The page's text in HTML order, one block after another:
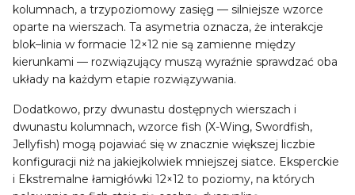
kolumnach, a trzypoziomowy zasięg — silniejsze wzorce
oparte na wierszach. Ta asymetria oznacza, że interakcje
blok–linia w formacie 12×12 nie są zamienne między
kierunkami — rozwiązujący muszą wyraźnie sprawdzać oba
układy na każdym etapie rozwiązywania.
Dodatkowo, przy dwunastu dostępnych wierszach i
dwunastu kolumnach, wzorce fish (X-Wing, Swordfish,
Jellyfish) mogą pojawiać się w znacznie większej liczbie
konfiguracji niż na jakiejkolwiek mniejszej siatce. Eksperckie
i Ekstremalne łamigłówki 12×12 to poziomy, na których